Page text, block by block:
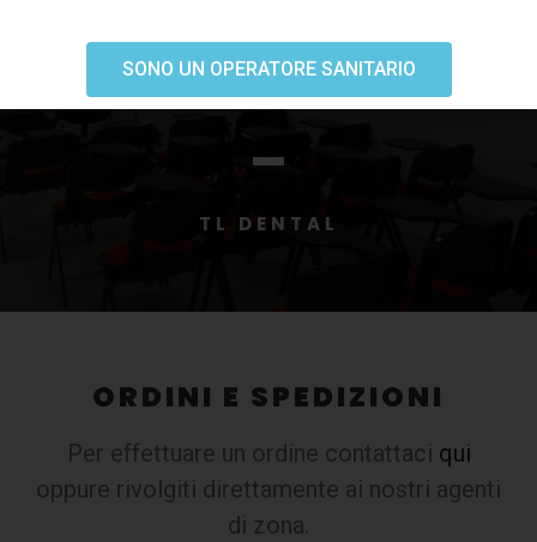
“iL PIACERE DI FAR SORRIDERE IL
NOSTRO DENTISTA”
TL DENTAL
ORDINI E SPEDIZIONI
Per effettuare un ordine contattaci qui
oppure rivolgiti direttamente ai nostri agenti
di zona.
SONO UN OPERATORE SANITARIO